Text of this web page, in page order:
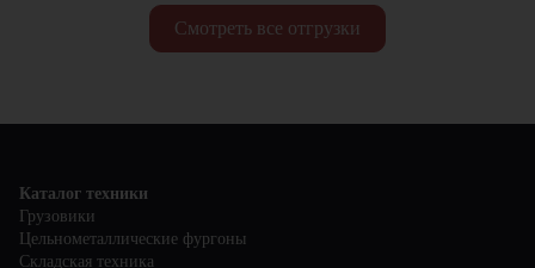
Смотреть все отгрузки
Каталог техники
Грузовики
Цельнометаллические фургоны
Складская техника